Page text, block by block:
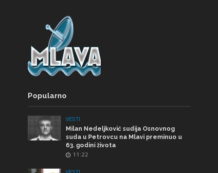
Popularno
VESTI
Milan Nedeljković sudija Osnovnog
suda u Petrovcu na Mlavi preminuo u
63. godini života
11:22